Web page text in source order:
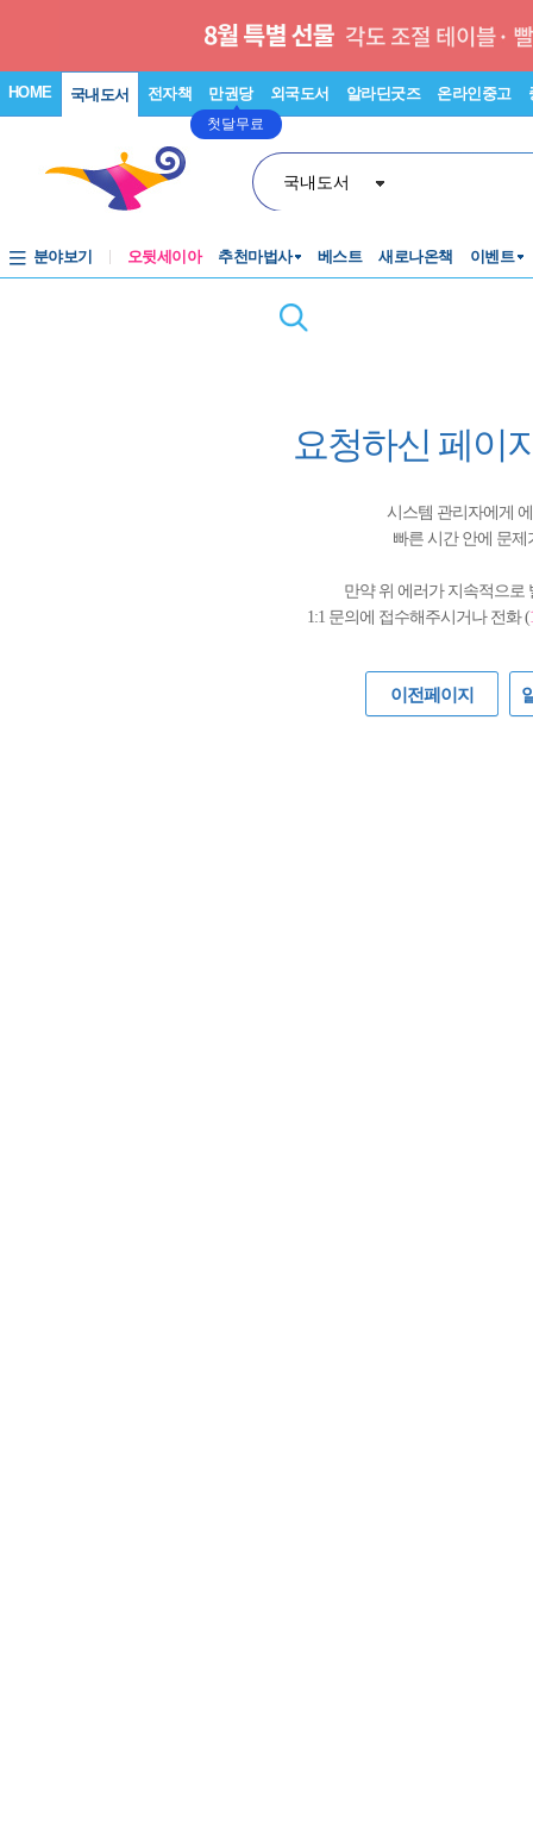
HOME 국내도서 전자책 만권당
첫달무료
외국도서 알라딘굿즈 온라인중고
국내도서
분야보기 오뒷세이아 추천마법사 베스트 새로나온책 이벤트
요청하신 페이
시스템 관리자에게
빠른 시간 안에 문
만약 위 에러가 지속적으로
1:1 문의에 접수해주시거나 전화 (
이전페이지